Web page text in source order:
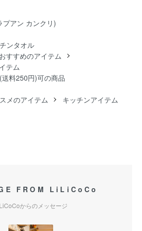
プアン カンクリ)
ンタオル
すすめのアイテム
テム
料250円)可の商品
メのアイテム キッチンアイテム
FROM LiLiCoCo
からのメッセージ